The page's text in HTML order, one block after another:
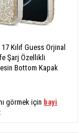
Kılıf Guess Orjinal
Şarj Özellikli
Bottom Kapak
görmek için bayi